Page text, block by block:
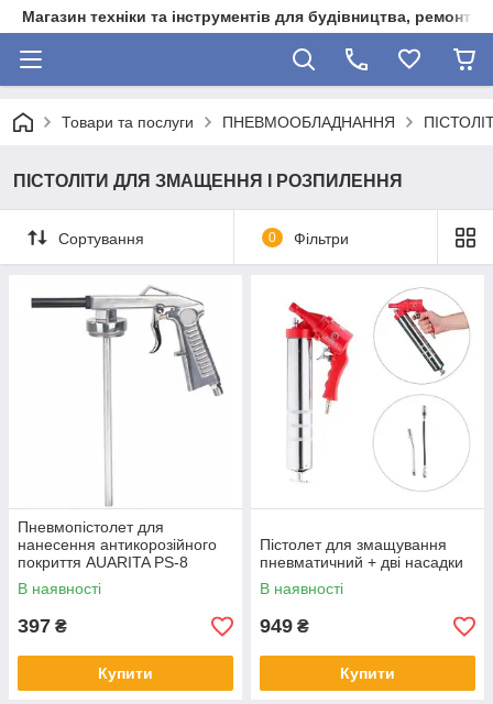
Магазин техніки та інструментів для будівництва, ремонту,
Товари та послуги ПНЕВМООБЛАДНАННЯ
ПІСТОЛІТИ ДЛЯ ЗМАЩЕННЯ І РОЗПИЛЕННЯ
Сортування 0 Фільтри
Пневмопістолет для
нанесення антикорозійного
покриття AUARITA PS-8
В наявності
397 ₴
Купити
Пістолет для змащування
пневматичний + дві насадки
В наявності
949 ₴
Купити